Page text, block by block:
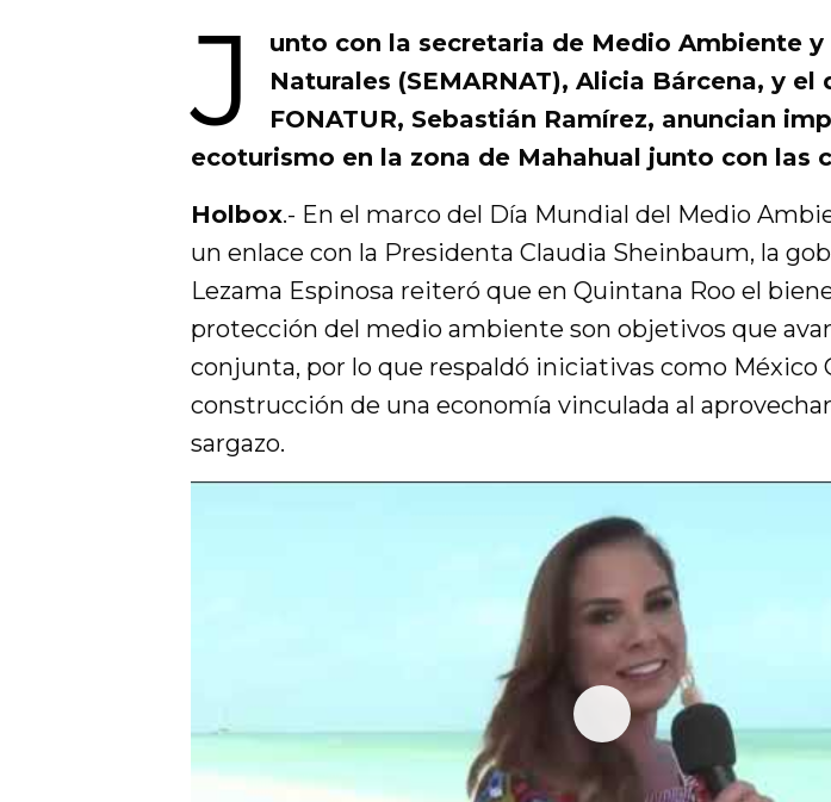
J
unto con la secretaria de Medio Ambiente y
Naturales (SEMARNAT), Alicia Bárcena, y
FONATUR, Sebastián Ramírez, anuncian
ecoturismo en la zona de Mahahual junto con las
Holbox.- En el marco del Día Mundial del Medio
un enlace con la Presidenta Claudia Sheinbaum, la
Lezama Espinosa reiteró que en Quintana Roo el
protección del medio ambiente son objetivos que
conjunta, por lo que respaldó iniciativas como México
construcción de una economía vinculada al
sargazo.
P